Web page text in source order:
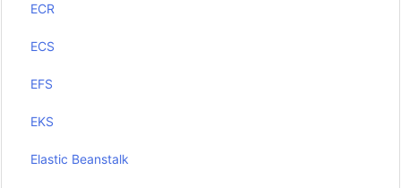
ECR
ECS
EFS
EKS
Elastic Beanstalk